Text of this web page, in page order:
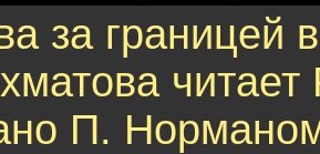
за границей
П.